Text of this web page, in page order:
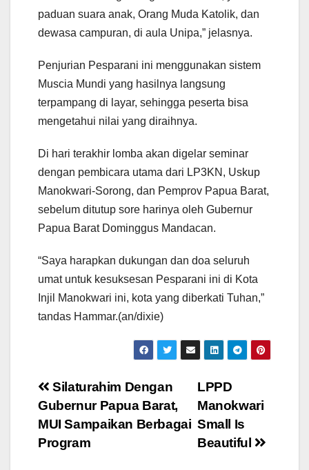
paduan suara anak, Orang Muda Katolik, dan
dewasa campuran, di aula Unipa,” jelasnya.
Penjurian Pesparani ini menggunakan sistem
Muscia Mundi yang hasilnya langsung
terpampang di layar, sehingga peserta bisa
mengetahui nilai yang diraihnya.
Di hari terakhir lomba akan digelar seminar
dengan pembicara utama dari LP3KN, Uskup
Manokwari-Sorong, dan Pemprov Papua Barat,
sebelum ditutup sore harinya oleh Gubernur
Papua Barat Dominggus Mandacan.
“Saya harapkan dukungan dan doa seluruh
umat untuk kesuksesan Pesparani ini di Kota
Injil Manokwari ini, kota yang diberkati Tuhan,”
tandas Hammar.(an/dixie)
Post
navigation
LPPD
Manokwari
Small Is
Beautiful
Silaturahim Dengan
Gubernur Papua Barat,
MUI Sampaikan Berbagai
Program